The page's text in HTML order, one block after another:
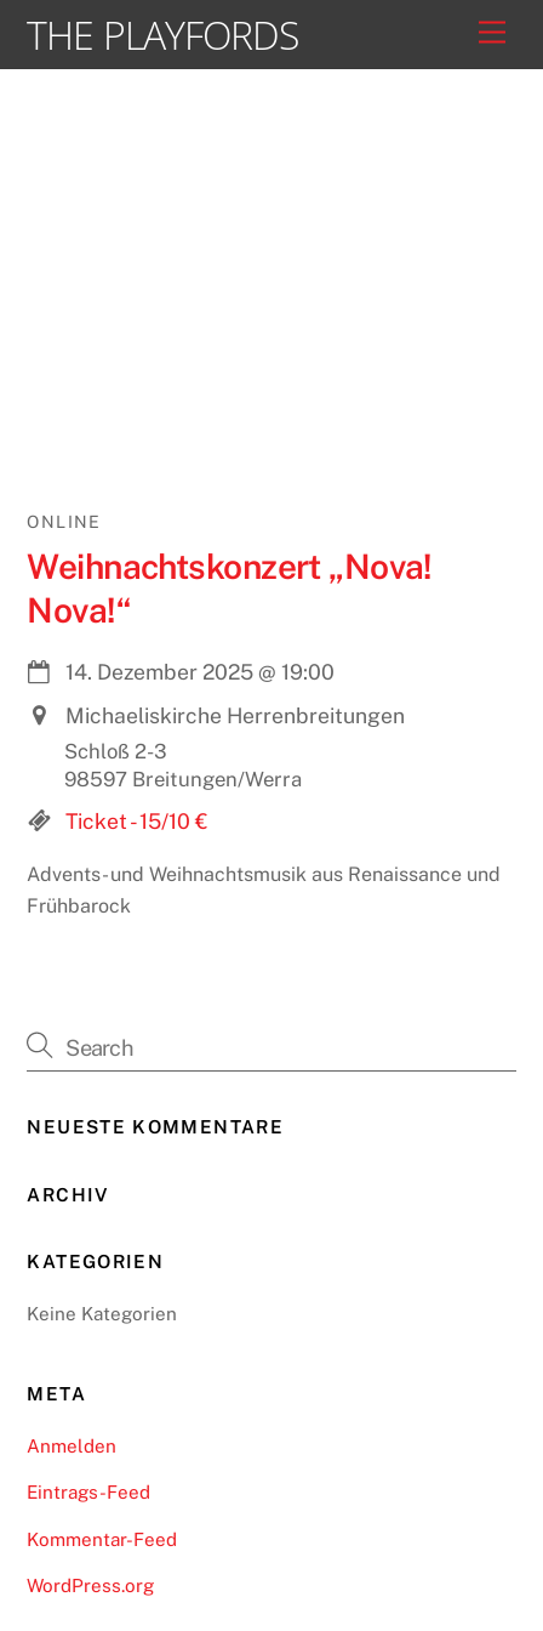
content
THE PLAYFORDS
ONLINE
Weihnachtskonzert „Nova!
Nova!“
14. Dezember 2025@19:00
Michaeliskirche Herrenbreitungen
Schloß 2-3
98597 Breitungen/Werra
Ticket - 15/10 €
Advents- und Weihnachtsmusik aus Renaissance und
Frühbarock
NEUESTE KOMMENTARE
ARCHIV
KATEGORIEN
Keine Kategorien
META
Anmelden
Eintrags-Feed
Kommentar-Feed
WordPress.org